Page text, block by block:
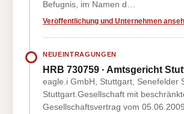
Befugnis, im Namen d…
Veröffentlichung und Unternehmen
NEUEINTRAGUNGEN
HRB 730759 · Amtsgericht
eagle.i GmbH, Stuttgart, Senefelder
Stuttgart.Gesellschaft mit
Gesellschaftsvertrag vom 05.06.2009.